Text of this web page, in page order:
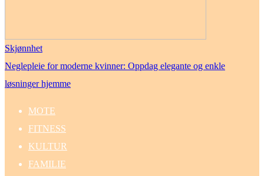
Skjønnhet
Neglepleie for moderne kvinner: Oppdag elegante og enkle
løsninger hjemme
MOTE
FITNESS
KULTUR
FAMILIE